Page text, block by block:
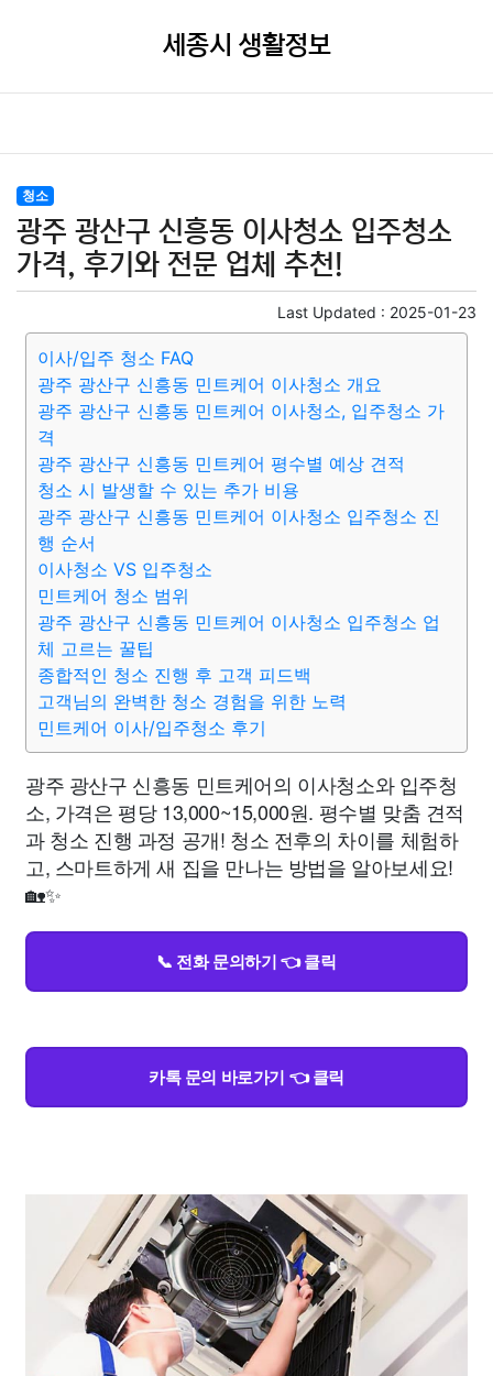
세종시 생활정보
청소
광주 광산구 신흥동 이사청소 입주청소
가격, 후기와 전문 업체 추천!
Last Updated : 2025-01-23
이사/입주 청소 FAQ
광주 광산구 신흥동 민트케어 이사청소 개요
광주 광산구 신흥동 민트케어 이사청소, 입주청소 가
격
광주 광산구 신흥동 민트케어 평수별 예상 견적
청소 시 발생할 수 있는 추가 비용
광주 광산구 신흥동 민트케어 이사청소 입주청소 진
행 순서
이사청소 VS 입주청소
민트케어 청소 범위
광주 광산구 신흥동 민트케어 이사청소 입주청소 업
체 고르는 꿀팁
종합적인 청소 진행 후 고객 피드백
고객님의 완벽한 청소 경험을 위한 노력
민트케어 이사/입주청소 후기
광주 광산구 신흥동 민트케어의 이사청소와 입주청
소, 가격은 평당 13,000~15,000원. 평수별 맞춤 견적
과 청소 진행 과정 공개! 청소 전후의 차이를 체험하
고, 스마트하게 새 집을 만나는 방법을 알아보세요!
🏡✨
📞 전화 문의하기 👈 클릭
카톡 문의 바로가기 👈 클릭